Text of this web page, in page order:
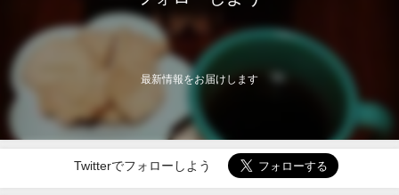
最新情報をお届けします
Twitterでフォローしよう